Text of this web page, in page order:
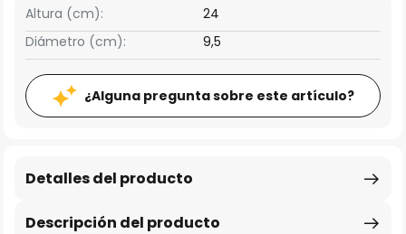
Altura (cm):
24
Diámetro (cm):
9,5
¿Alguna pregunta sobre este artículo?
Descripción del producto
Detalles del producto